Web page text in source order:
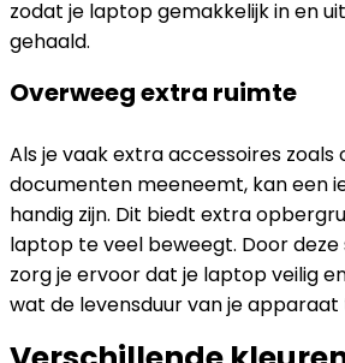
zodat je laptop gemakkelijk in en
gehaald.
Overweeg extra ruimte
Als je vaak extra accessoires zoals
documenten meeneemt, kan een
handig zijn. Dit biedt extra
laptop te veel beweegt. Door
zorg je ervoor dat je laptop veilig
wat de levensduur van je